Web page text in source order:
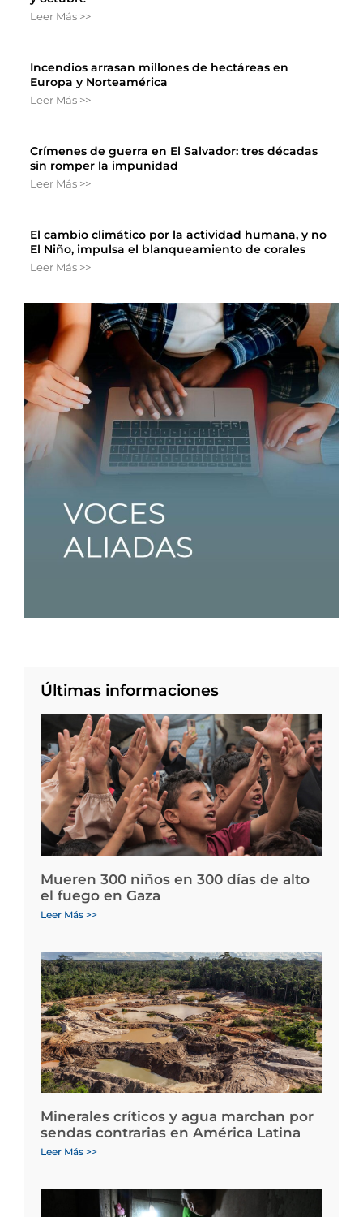
Leer Más >>
Incendios arrasan millones de hectáreas en
Europa y Norteamérica
Leer Más >>
Crímenes de guerra en El Salvador: tres décadas
sin romper la impunidad
Leer Más >>
El cambio climático por la actividad humana, y no
El Niño, impulsa el blanqueamiento de corales
Leer Más >>
Últimas informaciones
Mueren 300 niños en 300 días de alto
el fuego en Gaza
Leer Más >>
Minerales críticos y agua marchan por
sendas contrarias en América Latina
Leer Más >>